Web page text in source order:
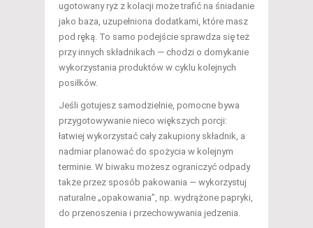
ugotowany ryż z kolacji może trafić na śniadanie
jako baza, uzupełniona dodatkami, które masz
pod ręką. To samo podejście sprawdza się też
przy innych składnikach — chodzi o domykanie
wykorzystania produktów w cyklu kolejnych
posiłków.
Jeśli gotujesz samodzielnie, pomocne bywa
przygotowywanie nieco większych porcji:
łatwiej wykorzystać cały zakupiony składnik, a
nadmiar planować do spożycia w kolejnym
terminie. W biwaku możesz ograniczyć odpady
także przez sposób pakowania — wykorzystuj
naturalne „opakowania”, np. wydrążone papryki,
do przenoszenia i przechowywania jedzenia.